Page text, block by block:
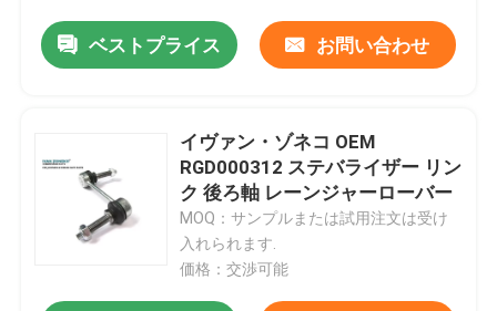
工場見学
お問い合わせ
ニュース
ケース
ベストプライス お問い合わせ
イヴァン・ゾネコ OEM
RGD000312 ステバライザー リン
ク 後ろ軸 レーンジャーローバー
MOQ：サンプルまたは試用注文は受け
入れられます.
価格：交渉可能